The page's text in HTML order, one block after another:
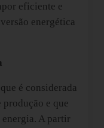
eficiente e
energética
é considerada
produção e que
A partir